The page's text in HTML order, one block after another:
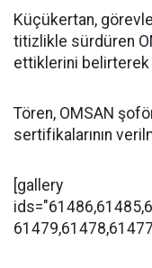
Küçükertan,
titizlikle sürdüren
ettiklerini belirterek
Tören, OMSAN
sertifikalarının
[gallery